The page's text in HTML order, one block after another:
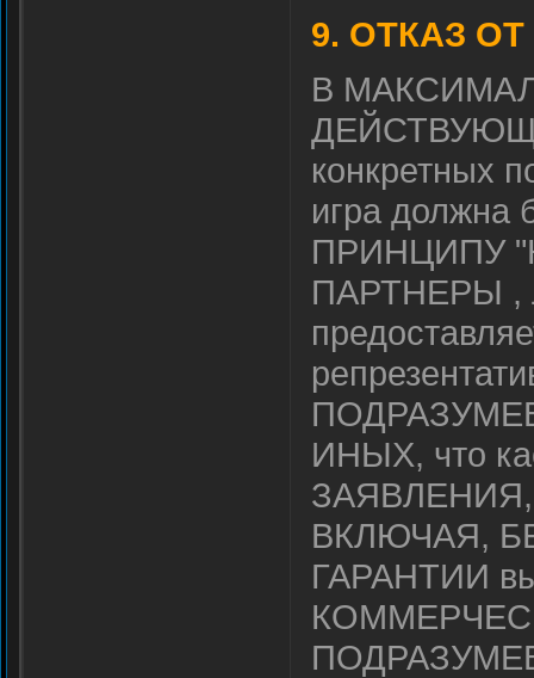
9. ОТКАЗ
В
конкретных
игра должна
ПРИНЦИПУ
ПАРТНЕРЫ ,
ИНЫХ, что
ВКЛЮЧАЯ,
ГАРАНТИИ